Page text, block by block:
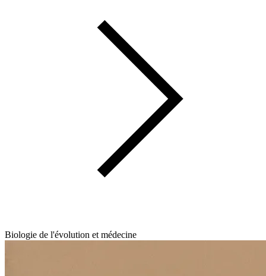
Biologie de l'évolution et médecine